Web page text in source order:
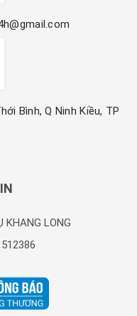
Bình, Q Ninh Kiều, TP
KHANG LONG